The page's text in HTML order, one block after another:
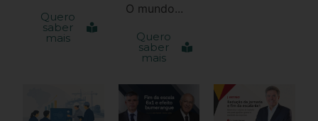
Quero
saber
mais
O mundo...
Quero
saber
mais